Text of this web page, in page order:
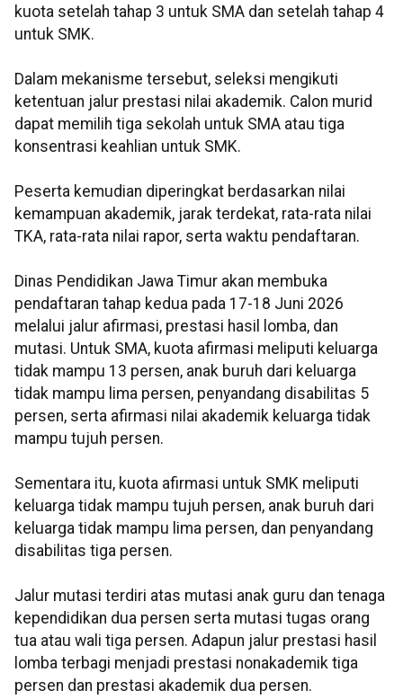
kuota setelah tahap 3 untuk SMA dan setelah tahap 4
untuk SMK.
Dalam mekanisme tersebut, seleksi mengikuti
ketentuan jalur prestasi nilai akademik. Calon murid
dapat memilih tiga sekolah untuk SMA atau tiga
konsentrasi keahlian untuk SMK.
Peserta kemudian diperingkat berdasarkan nilai
kemampuan akademik, jarak terdekat, rata-rata nilai
TKA, rata-rata nilai rapor, serta waktu pendaftaran.
Dinas Pendidikan Jawa Timur akan membuka
pendaftaran tahap kedua pada 17-18 Juni 2026
melalui jalur afirmasi, prestasi hasil lomba, dan
mutasi. Untuk SMA, kuota afirmasi meliputi keluarga
tidak mampu 13 persen, anak buruh dari keluarga
tidak mampu lima persen, penyandang disabilitas 5
persen, serta afirmasi nilai akademik keluarga tidak
mampu tujuh persen.
Sementara itu, kuota afirmasi untuk SMK meliputi
keluarga tidak mampu tujuh persen, anak buruh dari
keluarga tidak mampu lima persen, dan penyandang
disabilitas tiga persen.
Jalur mutasi terdiri atas mutasi anak guru dan tenaga
kependidikan dua persen serta mutasi tugas orang
tua atau wali tiga persen. Adapun jalur prestasi hasil
lomba terbagi menjadi prestasi nonakademik tiga
persen dan prestasi akademik dua persen.